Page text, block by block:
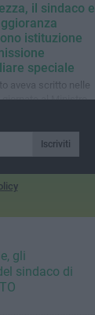
il sindaco e
istituzione
speciale
aveva scritto nelle
al Ministro
Iscriviti
gli
sindaco di